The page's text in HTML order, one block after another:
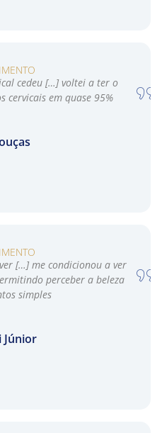
cedeu […] voltei a ter o
cervicais em quase 95%
[…] me condicionou a ver
perceber a beleza
simples
Júnior